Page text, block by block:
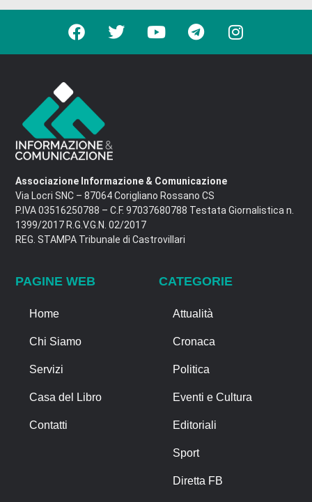
Associazione Informazione & Comunicazione
Via Locri SNC – 87064 Corigliano Rossano CS
P.IVA 03516250788 – C.F. 97037680788 Testata Giornalistica n.
1399/2017 R.G.V.G.N. 02/2017
REG. STAMPA Tribunale di Castrovillari
PAGINE WEB
Home
Chi Siamo
Servizi
Casa del Libro
Contatti
CATEGORIE
Attualità
Cronaca
Politica
Eventi e Cultura
Editoriali
Sport
Diretta FB